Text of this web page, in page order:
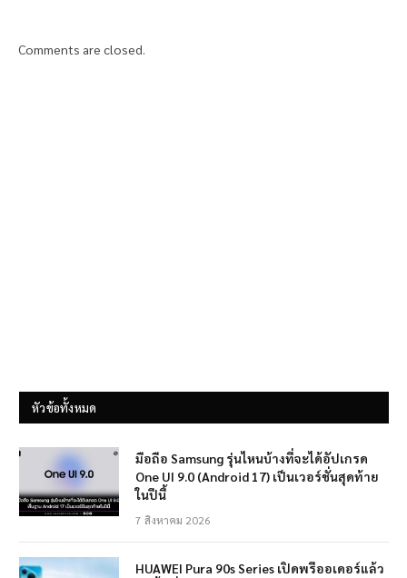
Comments are closed.
หัวข้อทั้งหมด
มือถือ Samsung รุ่นไหนบ้างที่จะได้อัปเกรด
One UI 9.0 (Android 17) เป็นเวอร์ชั่นสุดท้าย
ในปีนี้
7 สิงหาคม 2026
HUAWEI Pura 90s Series เปิดพรีออเดอร์แล้ว